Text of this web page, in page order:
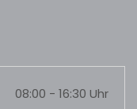
08:00 - 16:30 Uhr